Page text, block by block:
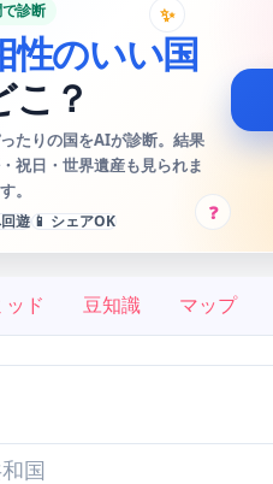
✨
?
診断
性のいい国
こ？
たりの国をAIが診断。結果
祝日・世界遺産も見られま
す。
遊 📱 シェアOK
ッド 豆知識 マップ
国